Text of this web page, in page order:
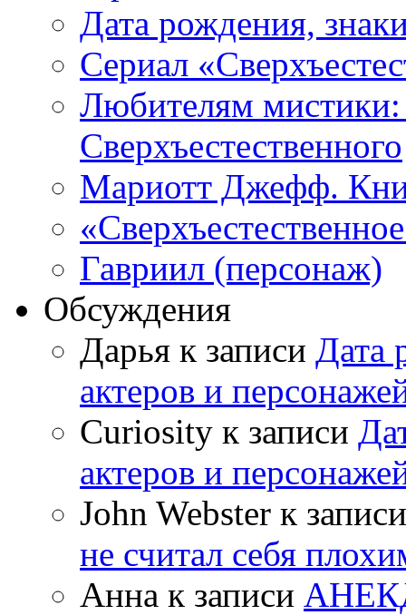
Дата рождения,
Сериал
Любителям
Сверхъестественного
Мариотт Джефф.
Гавриил (персонаж)
Обсуждения
Дарья к записи Дата
актеров и
Curiosity к записи
актеров и
John Webster к
не считал себя
Анна к записи